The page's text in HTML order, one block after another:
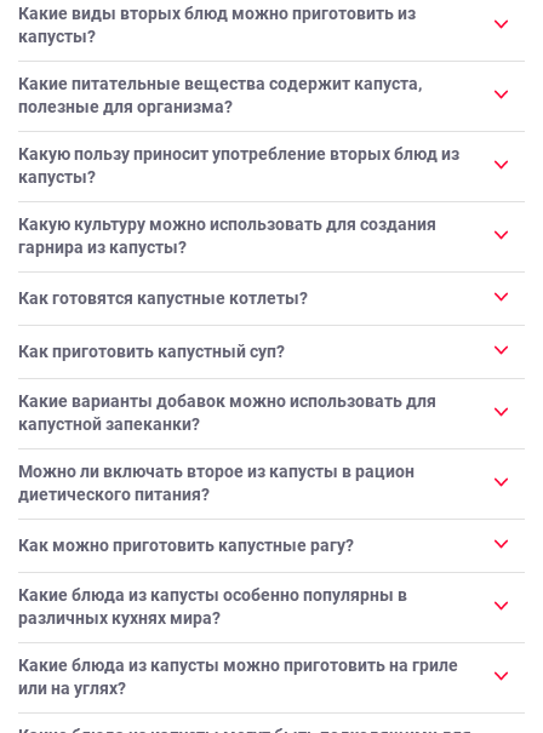
Какие виды вторых блюд можно приготовить из
капусты?
Какие питательные вещества содержит капуста,
полезные для организма?
Какую пользу приносит употребление вторых блюд из
капусты?
Какую культуру можно использовать для создания
гарнира из капусты?
Как готовятся капустные котлеты?
Как приготовить капустный суп?
Какие варианты добавок можно использовать для
капустной запеканки?
Можно ли включать второе из капусты в рацион
диетического питания?
Как можно приготовить капустные рагу?
Какие блюда из капусты особенно популярны в
различных кухнях мира?
Какие блюда из капусты можно приготовить на гриле
или на углях?